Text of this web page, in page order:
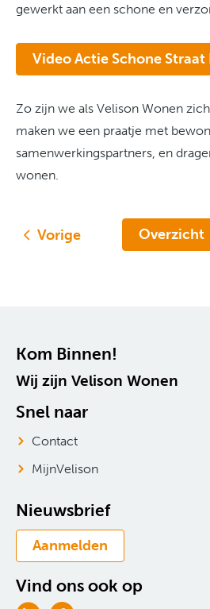
gewerkt aan een schone en
Video Actie Schone
Zo zijn we als Velison Wonen
maken we een praatje met
samenwerkingspartners, en
wonen.
Overzicht
Vorige
Contactinformatie
Kom Binnen!
Wij zijn Velison Wonen
Snel naar
Contact
MijnVelison
Nieuwsbrief
Aanmelden
Vind ons ook op